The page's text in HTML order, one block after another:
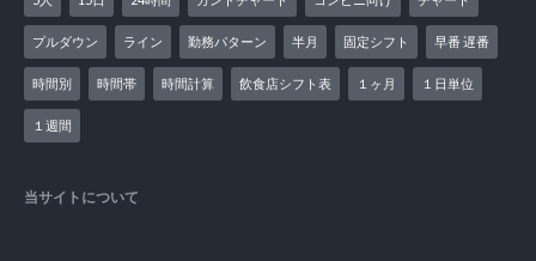
プルダウン ライン 勤務パターン 半月 固定シフト 早番 遅番
時間別 時間帯 時間計算 飲食店シフト表 １ヶ月 １日単位
１週間
当サイトについて